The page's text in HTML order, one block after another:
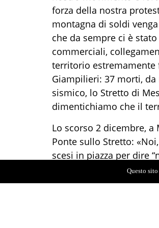
forza della nostra
montagna di soldi
che da sempre ci è
commerciali,
territorio estremamente
Giampilieri: 37 morti,
sismico, lo Stretto di
dimentichiamo che il
Lo scorso 2 dicembre,
Ponte sullo Stretto:
scesi in piazza per dire
dovere. L’unico modo
schierati contro il
Questo